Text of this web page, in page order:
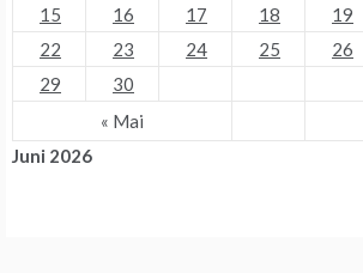
Juni 2026
15
16 17 18 19
22
23 24 25 26
29
30
« Mai